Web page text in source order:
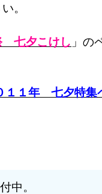
。
七夕こけし 」の
１１年 七夕特集
中。